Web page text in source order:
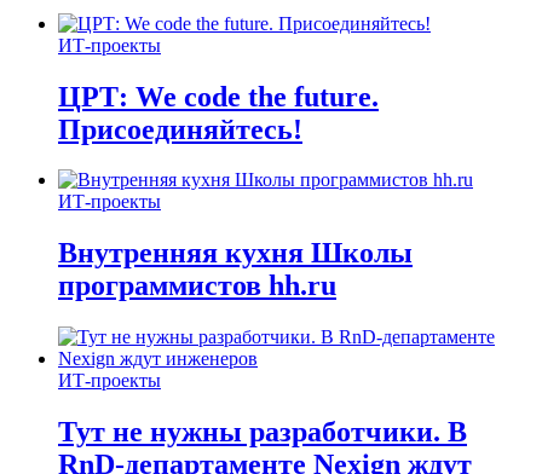
ИТ-проекты
ЦРТ: We code the future.
Присоединяйтесь!
ИТ-проекты
Внутренняя кухня Школы
программистов hh.ru
ИТ-проекты
Тут не нужны разработчики. В
RnD-департаменте Nexign ждут